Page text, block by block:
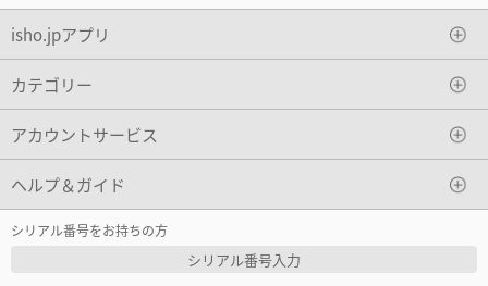
isho.jpアプリ
カテゴリー
アカウントサービス
ヘルプ＆ガイド
シリアル番号をお持ちの方
シリアル番号入力